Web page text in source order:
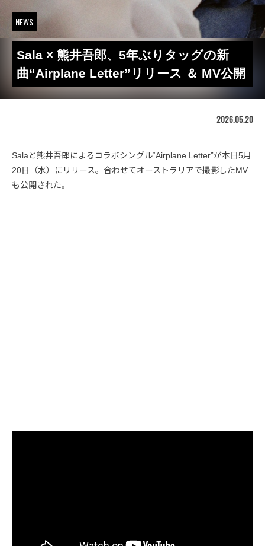
NEWS
Sala × 熊井吾郎、5年ぶりタッグの新
曲“Airplane Letter”リリース ＆ MV公開
2026.05.20
Salaと熊井吾郎によるコラボシングル“Airplane Letter”が本日5月
20日（水）にリリース。合わせてオーストラリアで撮影したMV
も公開された。